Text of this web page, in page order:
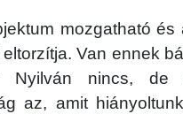
mozgatható és
Van ennek
Nyilván nincs, de
az, amit